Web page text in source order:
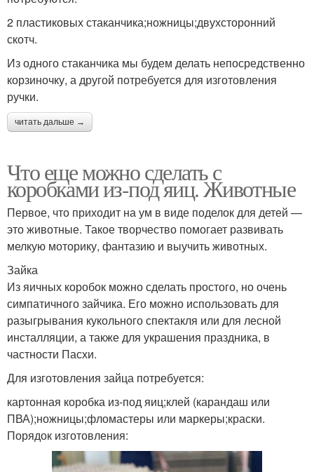
2 пластиковых стаканчика;ножницы;двухсторонний
скотч.
Из одного стаканчика мы будем делать непосредственно
корзиночку, а другой потребуется для изготовления
ручки.
читать дальше →
Что еще можно сделать с
коробками из-под яиц. Животные
Первое, что приходит на ум в виде поделок для детей —
это животные. Такое творчество помогает развивать
мелкую моторику, фантазию и выучить животных.
Зайка
Из яичных коробок можно сделать простого, но очень
симпатичного зайчика. Его можно использовать для
разыгрывания кукольного спектакля или для лесной
инсталляции, а также для украшения праздника, в
частности Пасхи.
Для изготовления зайца потребуется:
картонная коробка из-под яиц;клей (карандаш или
ПВА);ножницы;фломастеры или маркеры;краски.
Порядок изготовления: